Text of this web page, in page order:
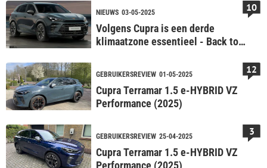
NIEUWS 03-05-2025
Volgens Cupra is een derde
klimaatzone essentieel - Back to
10
GEBRUIKERSREVIEW 01-05-2025
Cupra Terramar 1.5 e-HYBRID VZ
Performance (2025)
12
GEBRUIKERSREVIEW 25-04-2025
Cupra Terramar 1.5 e-HYBRID VZ
Performance (2025)
3